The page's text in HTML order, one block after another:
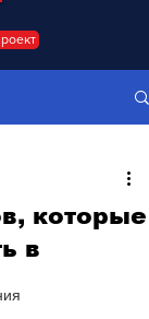
которые
в